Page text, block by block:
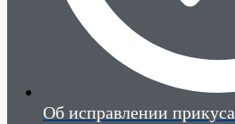
Об исправлении прикуса